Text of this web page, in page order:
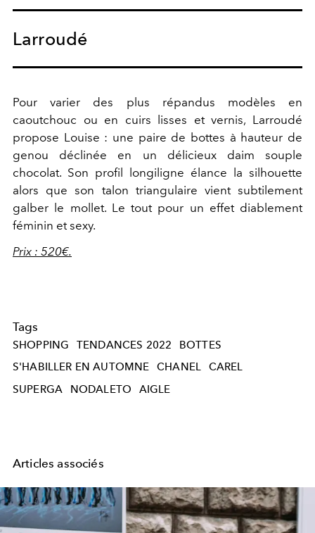
Larroudé
Pour varier des plus répandus modèles en
caoutchouc ou en cuirs lisses et vernis, Larroudé
propose Louise : une paire de bottes à hauteur de
genou déclinée en un délicieux daim souple
chocolat. Son profil longiligne élance la silhouette
alors que son talon triangulaire vient subtilement
galber le mollet. Le tout pour un effet diablement
féminin et sexy.
Prix : 520€.
Tags
SHOPPING TENDANCES 2022
BOTTES
S'HABILLER EN AUTOMNE
CHANEL
CAREL
SUPERGA
NODALETO AIGLE
Articles associés